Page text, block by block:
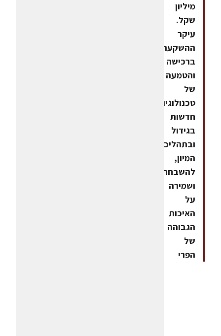
מיליון
שקל.
עיקר
ההשקעה
ברכישה
והטמעה
של
טכנולוגיות
חדשות
בגידול
ובתהליכי
המיון,
להשבחה
ושמירה
על
האיכות
הגבוהה
של
הפרי